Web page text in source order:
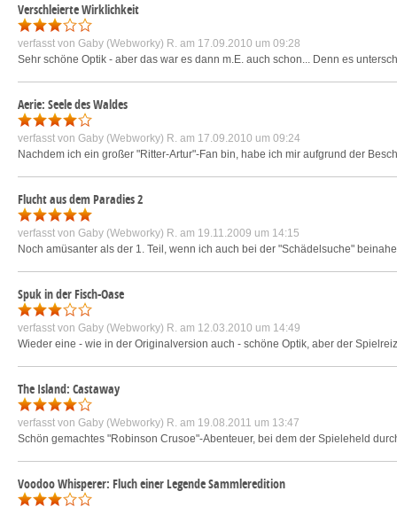
Verschleierte Wirklichkeit
verfasst von Gaby (Webworky) R. am 17.09.2010 um 09:28
Sehr schöne Optik - aber das war es dann m.E. auch schon... Denn es
Aerie: Seele des Waldes
verfasst von Gaby (Webworky) R. am 17.09.2010 um 09:24
Nachdem ich ein großer "Ritter-Artur"-Fan bin, habe ich mir aufgrund der
Flucht aus dem Paradies 2
verfasst von Gaby (Webworky) R. am 19.11.2009 um 14:15
Noch amüsanter als der 1. Teil, wenn ich auch bei der "Schädelsuche"
Spuk in der Fisch-Oase
verfasst von Gaby (Webworky) R. am 12.03.2010 um 14:49
Wieder eine - wie in der Originalversion auch - schöne Optik, aber der
The Island: Castaway
verfasst von Gaby (Webworky) R. am 19.08.2011 um 13:47
Schön gemachtes "Robinson Crusoe"-Abenteuer, bei dem der Spieleheld
Voodoo Whisperer: Fluch einer Legende Sammleredition